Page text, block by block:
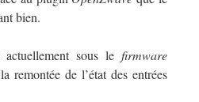
bien.
actuellement sous lefirmware
la remontée de l’état des entrées